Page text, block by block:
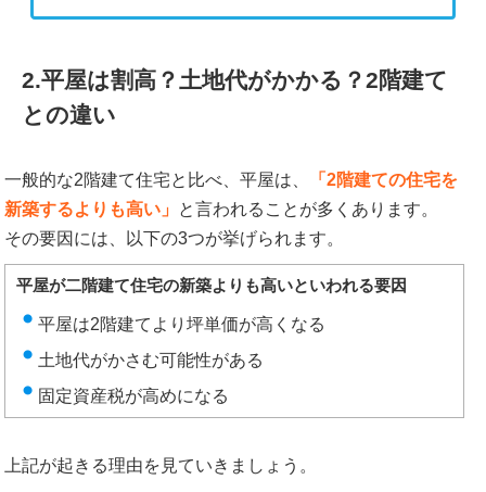
2.平屋は割高？土地代がかかる？2階建て
との違い
一般的な2階建て住宅と比べ、平屋は、
「2階建ての住宅を
新築するよりも高い」 と言われることが多くあります。
その要因には、以下の3つが挙げられます。
平屋が二階建て住宅の新築よりも高いといわれる要因
平屋は2階建てより坪単価が高くなる
土地代がかさむ可能性がある
固定資産税が高めになる
上記が起きる理由を見ていきましょう。